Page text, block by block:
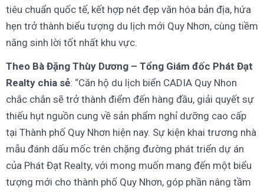
tiêu chuẩn quốc tế, kết hợp nét đẹp văn hóa bản địa, hứa
hẹn trở thành biểu tượng du lịch mới Quy Nhơn, cùng tiềm
năng sinh lời tốt nhất khu vực.
Theo Bà Đặng Thùy Dương – Tổng Giám đốc Phát Đạt
Realty chia sẻ: “Căn hộ du lịch biển CADIA Quy Nhon
chắc chắn sẽ trở thành điểm đến hàng đầu, giải quyết sự
thiếu hụt nguồn cung về sản phẩm nghỉ dưỡng cao cấp
tại Thành phố Quy Nhơn hiện nay. Sự kiện khai trương nhà
mẫu đánh dấu mốc trên chặng đường phát triển dự án
của Phát Đạt Realty, với mong muốn mang đến một biểu
tượng mới cho thành phố Quy Nhơn, góp phần nâng tầm